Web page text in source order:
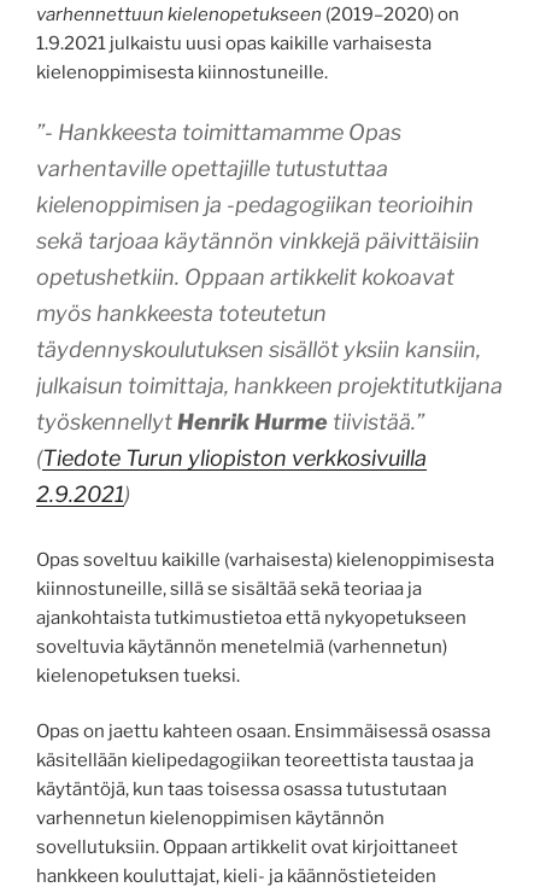
varhennettuun kielenopetukseen (2019–2020) on
1.9.2021 julkaistu uusi opas kaikille varhaisesta
kielenoppimisesta kiinnostuneille.
”- Hankkeesta toimittamamme Opas
varhentaville opettajille tutustuttaa
kielenoppimisen ja -pedagogiikan teorioihin
sekä tarjoaa käytännön vinkkejä päivittäisiin
opetushetkiin. Oppaan artikkelit kokoavat
myös hankkeesta toteutetun
täydennyskoulutuksen sisällöt yksiin kansiin,
julkaisun toimittaja, hankkeen projektitutkijana
työskennellytHenrik Hurme tiivistää.”
(Tiedote Turun yliopiston verkkosivuilla
2.9.2021)
Opas soveltuu kaikille (varhaisesta) kielenoppimisesta
kiinnostuneille, sillä se sisältää sekä teoriaa ja
ajankohtaista tutkimustietoa että nykyopetukseen
soveltuvia käytännön menetelmiä (varhennetun)
kielenopetuksen tueksi.
Opas on jaettu kahteen osaan. Ensimmäisessä osassa
käsitellään kielipedagogiikan teoreettista taustaa ja
käytäntöjä, kun taas toisessa osassa tutustutaan
varhennetun kielenoppimisen käytännön
sovellutuksiin. Oppaan artikkelit ovat kirjoittaneet
hankkeen kouluttajat, kieli- ja käännöstieteiden